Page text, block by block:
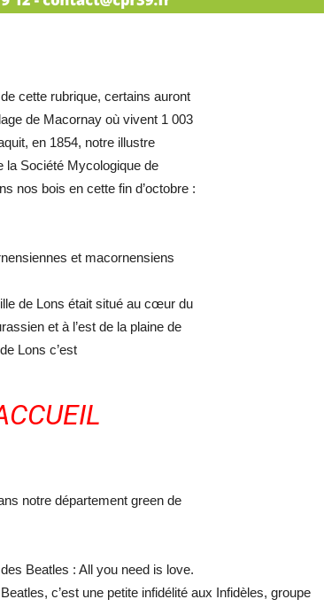
cette rubrique, certains auront
de Macornay où vivent 1 003
en 1854, notre illustre
la Société Mycologique de
nos bois en cette fin d’octobre :
et macornensiens
de Lons était situé au cœur du
et à l’est de la plaine de
Lons c’est
notre département green de
Beatles : All you need is love.
c’est une petite infidélité aux Infidèles, groupe